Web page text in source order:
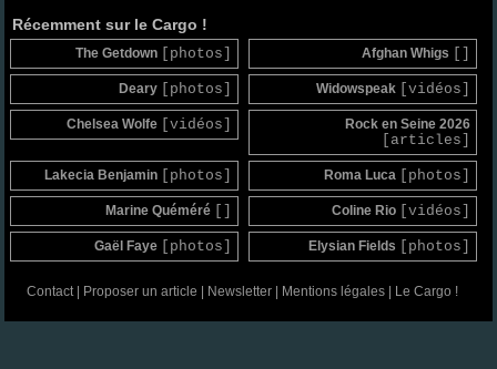
Récemment sur le Cargo !
The Getdown [photos] Afghan Whigs
Deary [photos] Widowspeak [vidéos]
Chelsea Wolfe [vidéos] Rock en Seine 2026
[articles]
Lakecia Benjamin [photos] Roma Luca [photos]
Marine Quéméré Coline Rio [vidéos]
Gaël Faye [photos] Elysian Fields [photos]
Contact| Proposer un article Newsletter| Mentions légales| Le Cargo !